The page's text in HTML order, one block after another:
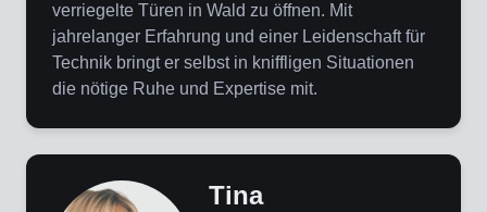
verriegelte Türen in Wald zu öffnen. Mit
jahrelanger Erfahrung und einer Leidenschaft für
Technik bringt er selbst in kniffligen Situationen
die nötige Ruhe und Expertise mit.
Tina